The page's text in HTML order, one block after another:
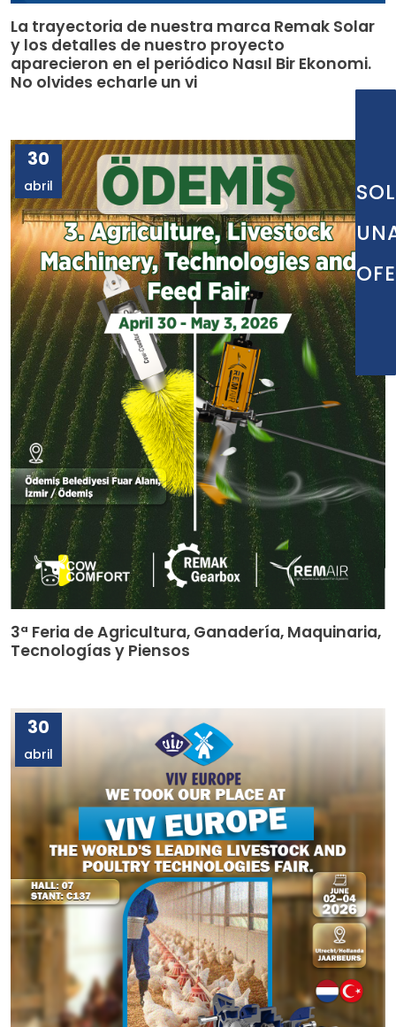
La trayectoria de nuestra marca Remak Solar
y los detalles de nuestro proyecto
aparecieron en el periódico Nasıl Bir Ekonomi.
No olvides echarle un vi
30
abril
3ª Feria de Agricultura, Ganadería, Maquinaria,
Tecnologías y Piensos
30
abril